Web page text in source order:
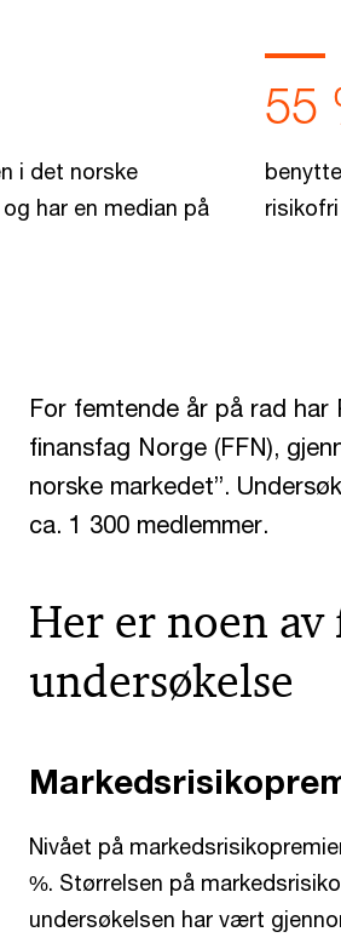
i det norske
har en median på
55
For femtende år på rad har
finansfag Norge (FFN),
norske markedet”.
ca. 1 300 medlemmer.
Her er noen
undersøkelse
Nivået på
%. Størrelsen på
undersøkelsen har vært